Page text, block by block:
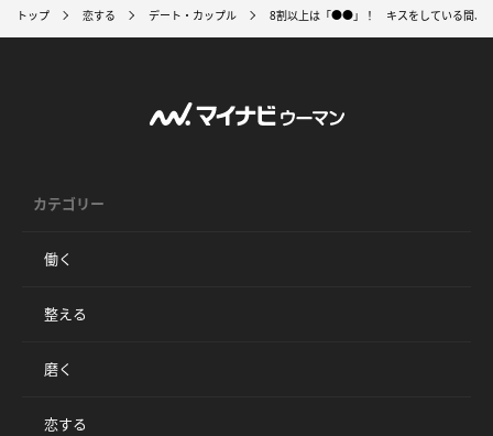
トップ 恋する デート・カップル 8割以上は「●●」！ キスをしている間、
カテゴリー
働く
整える
磨く
恋する